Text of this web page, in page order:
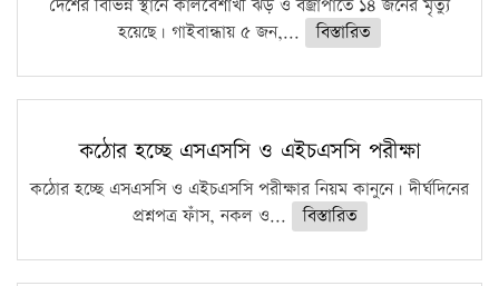
দেশের বিভিন্ন স্থানে কালবৈশাখী ঝড় ও বজ্রাপাতে ১৪ জনের মৃত্যু
হয়েছে। গাইবান্ধায় ৫ জন,...
বিস্তারিত
কঠোর হচ্ছে এসএসসি ও এইচএসসি পরীক্ষা
কঠোর হচ্ছে এসএসসি ও এইচএসসি পরীক্ষার নিয়ম কানুনে। দীর্ঘদিনের
প্রশ্নপত্র ফাঁস, নকল ও...
বিস্তারিত